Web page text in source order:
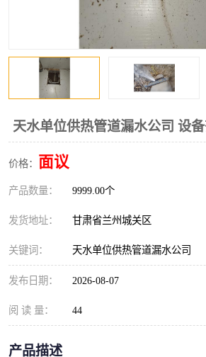
天水单位供热管道漏水公司 设
价格： 面议
产品数量： 9999.00个
发货地址： 甘肃省兰州城关区
关键词： 天水单位供热管道漏水公司
发布日期： 2026-08-07
阅 读 量： 44
产品描述